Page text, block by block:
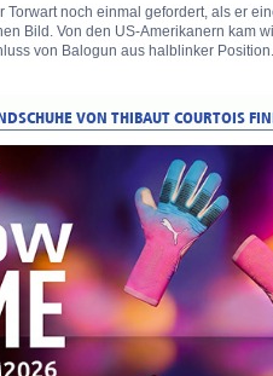
Torwart noch einmal gefordert, als er
Bild. Von den US-Amerikanern kam
von Balogun aus halblinker